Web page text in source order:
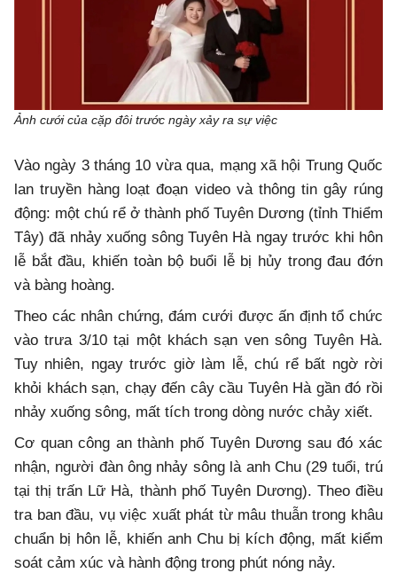
Ảnh cưới của cặp đôi trước ngày xảy ra sự việc
Vào ngày 3 tháng 10 vừa qua, mạng xã hội Trung Quốc
lan truyền hàng loạt đoạn video và thông tin gây rúng
động: một chú rể ở thành phố Tuyên Dương (tỉnh Thiểm
Tây) đã nhảy xuống sông Tuyên Hà ngay trước khi hôn
lễ bắt đầu, khiến toàn bộ buổi lễ bị hủy trong đau đớn
và bàng hoàng.
Theo các nhân chứng, đám cưới được ấn định tổ chức
vào trưa 3/10 tại một khách sạn ven sông Tuyên Hà.
Tuy nhiên, ngay trước giờ làm lễ, chú rể bất ngờ rời
khỏi khách sạn, chạy đến cây cầu Tuyên Hà gần đó rồi
nhảy xuống sông, mất tích trong dòng nước chảy xiết.
Cơ quan công an thành phố Tuyên Dương sau đó xác
nhận, người đàn ông nhảy sông là anh Chu (29 tuổi, trú
tại thị trấn Lữ Hà, thành phố Tuyên Dương). Theo điều
tra ban đầu, vụ việc xuất phát từ mâu thuẫn trong khâu
chuẩn bị hôn lễ, khiến anh Chu bị kích động, mất kiểm
soát cảm xúc và hành động trong phút nóng nảy.